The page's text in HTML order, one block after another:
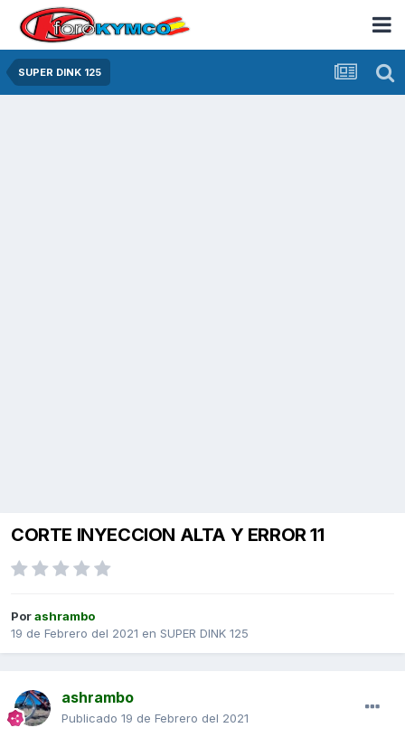
SUPER DINK 125
CORTE INYECCION ALTA Y ERROR 11
Porashrambo
19 de Febrero del 2021 en SUPER DINK 125
ashrambo
Publicado 19 de Febrero del 2021